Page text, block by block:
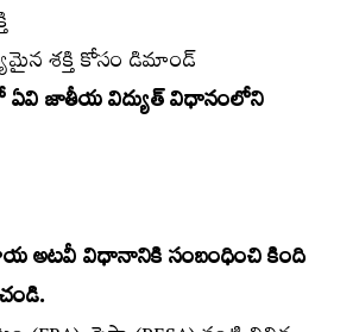
శక్తి కోసం డిమాండ్‌
ఏవి జాతీయ విద్యుత్‌ విధానంలోని
అటవీ విధానానికి సంబంధించి కింది